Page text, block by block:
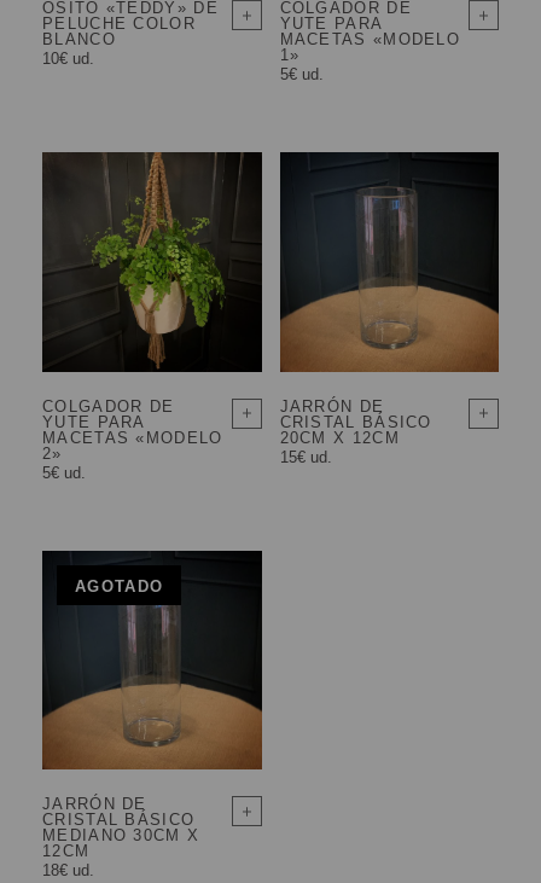
OSITO «TEDDY» DE
PELUCHE COLOR
BLANCO
10€ ud.
COLGADOR DE
YUTE PARA
MACETAS «MODELO
1»
5€ ud.
COLGADOR DE
YUTE PARA
MACETAS «MODELO
2»
5€ ud.
JARRÓN DE
CRISTAL BÁSICO
20CM X 12CM
15€ ud.
AGOTADO
JARRÓN DE
CRISTAL BÁSICO
MEDIANO 30CM X
12CM
18€ ud.